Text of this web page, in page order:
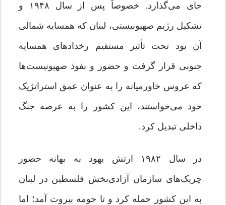
جای می‌گذارد. خصوصاً پس از سال ۱۹۴۸ و
تشکیل رژیم صهیونیستی، لبنان که همسایه شمالی
آن بود تحت تأثیر مستقیم رخدادهای همسایه
جنوبی قرار گرفت و حضور و نفوذ صهیونیست‌ها
که عروس خاورمیانه را به عنوان عمق استراتژیک
خود می‌خواستند، این کشور را به عرصه جنگ
داخلی تبدیل کرد.
در سال ۱۹۸۲ ارتش یهود به بهانه حضور
چریک‌های سازمان آزادی‌بخش فلسطین در لبنان
به این کشور حمله کرد و تا حومه بیروت آمد؛ اما